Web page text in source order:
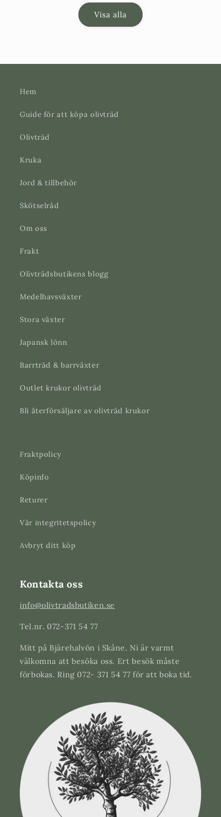
Visa alla
Hem
Guide för att köpa olivträd
Olivträd
Kruka
Jord & tillbehör
Skötselråd
Om oss
Frakt
Olivträdsbutikens blogg
Medelhavsväxter
Stora växter
Japansk lönn
Barrträd & barrväxter
Outlet krukor olivträd
Bli återförsäljare av olivträd krukor
Fraktpolicy
Köpinfo
Returer
Vår integritetspolicy
Avbryt ditt köp
Kontakta oss
info@olivtradsbutiken.se
Tel.nr. 072-371 54 77
Mitt på Bjärehalvön i Skåne. Ni är varmt
välkomna att besöka oss. Ert besök måste
förbokas. Ring 072- 371 54 77 för att boka tid.